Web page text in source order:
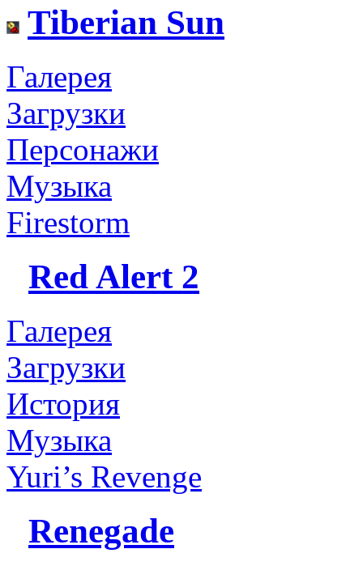
Tiberian Sun
Галерея
Загрузки
Персонажи
Музыка
Firestorm
Red Alert 2
Галерея
Загрузки
История
Музыка
Yuri’s Revenge
Renegade